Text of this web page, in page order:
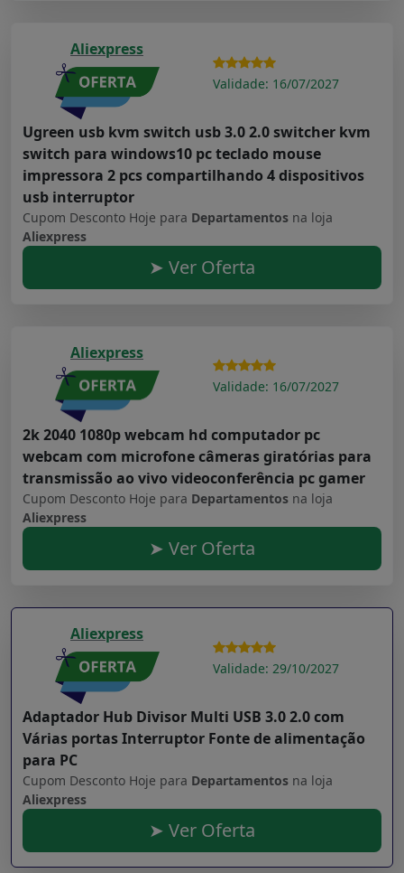
Aliexpress
Validade: 16/07/2027
Ugreen usb kvm switch usb 3.0 2.0 switcher kvm
switch para windows10 pc teclado mouse
impressora 2 pcs compartilhando 4 dispositivos
usb interruptor
Cupom Desconto Hoje para Departamentos na loja
Aliexpress
➤ Ver Oferta
Aliexpress
Validade: 16/07/2027
2k 2040 1080p webcam hd computador pc
webcam com microfone câmeras giratórias para
transmissão ao vivo videoconferência pc gamer
Cupom Desconto Hoje para Departamentos na loja
Aliexpress
➤ Ver Oferta
Aliexpress
Validade: 29/10/2027
Adaptador Hub Divisor Multi USB 3.0 2.0 com
Várias portas Interruptor Fonte de alimentação
para PC
Cupom Desconto Hoje para Departamentos na loja
Aliexpress
➤ Ver Oferta